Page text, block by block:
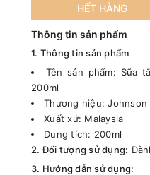
HẾT HÀNG
Thông tin sản phẩm
1. Thông tin sản phẩm
Tên sản phẩm: Sữa
200ml
Thương hiệu: Johnson
Xuất xứ: Malaysia
Dung tích: 200ml
2. Đối tượng sử dụng:
3. Hướng dẫn sử dụng: